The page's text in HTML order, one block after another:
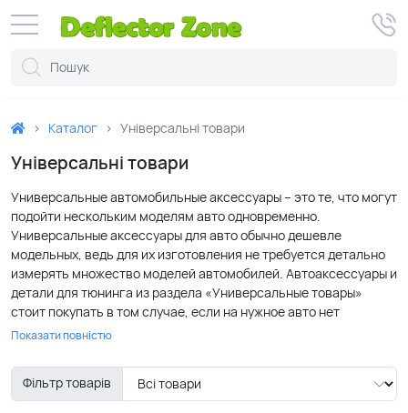
Каталог Універсальні товари
Універсальні товари
Универсальные автомобильные аксессуары – это те, что могут
подойти нескольким моделям авто одновременно.
Универсальные аксессуары для авто обычно дешевле
модельных, ведь для их изготовления не требуется детально
измерять множество моделей автомобилей. Автоаксессуары и
детали для тюнинга из раздела «Универсальные товары»
стоит покупать в том случае, если на нужное авто нет
модельной детали или же, в крайнем случае, если хочется
Универсальные аксессуары, в отличие от модельных, не сидят
Показати повністю
Фільтр товарів